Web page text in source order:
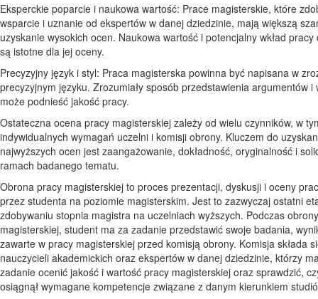
Eksperckie poparcie i naukowa wartość: Prace magisterskie, które
wsparcie i uznanie od ekspertów w danej dziedzinie, mają większą
uzyskanie wysokich ocen. Naukowa wartość i potencjalny wkład pracy
są istotne dla jej oceny.
Precyzyjny język i styl: Praca magisterska powinna być napisana w
precyzyjnym języku. Zrozumiały sposób przedstawienia argumentów i
może podnieść jakość pracy.
Ostateczna ocena pracy magisterskiej zależy od wielu czynników, w
indywidualnych wymagań uczelni i komisji obrony. Kluczem do
najwyższych ocen jest zaangażowanie, dokładność, oryginalność i
ramach badanego tematu.
Obrona pracy magisterskiej to proces prezentacji, dyskusji i oceny
przez studenta na poziomie magisterskim. Jest to zazwyczaj ostatni
zdobywaniu stopnia magistra na uczelniach wyższych. Podczas
magisterskiej, student ma za zadanie przedstawić swoje badania,
zawarte w pracy magisterskiej przed komisją obrony. Komisja składa
nauczycieli akademickich oraz ekspertów w danej dziedzinie, którzy
zadanie ocenić jakość i wartość pracy magisterskiej oraz sprawdzić,
osiągnął wymagane kompetencje związane z danym kierunkiem